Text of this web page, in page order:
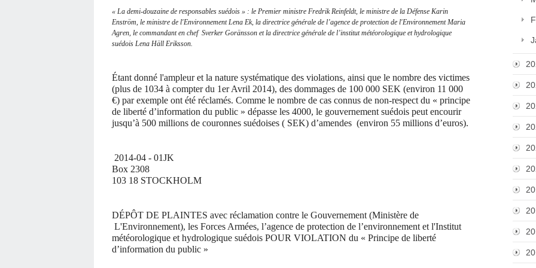
« La demi-douzaine de responsables suédois » : le Premier ministre Fredrik Reinfeldt, le ministre de la Défense Karin
Enström, le ministre de l'Environnement Lena Ek, la directrice générale de l’agence de protection de l'Environnement Maria
Agren, le commandant en chef Sverker Goränsson et la directrice générale de l’institut météorologique et hydrologique
suédois Lena Häll Eriksson.
Étant donné l'ampleur et la nature systématique des violations, ainsi que le nombre des victimes
(plus de 1034 à compter du 1er Avril 2014), des dommages de 100 000 SEK (environ 11 000
€) par exemple ont été réclamés. Comme le nombre de cas connus de non-respect du « principe
de liberté d’information du public » dépasse les 4000, le gouvernement suédois peut encourir
jusqu’à 500 millions de couronnes suédoises ( SEK) d’amendes (environ 55 millions d’euros).
2014-04 - 01JK
Box 2308
103 18 STOCKHOLM
DÉPÔT DE PLAINTES avec réclamation contre le Gouvernement (Ministère de
L'Environnement), les Forces Armées, l’agence de protection de l’environnement et l'Institut
météorologique et hydrologique suédois POUR VIOLATION du « Principe de liberté
d’information du public »